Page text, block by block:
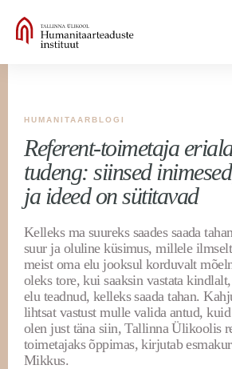
HUMANITAARBLOGI
Referent-toimetaja
tudeng: siinsed
ja ideed on sütitavad
Kelleks ma suureks saades saada
suur ja oluline küsimus, millele
meist oma elu jooksul korduvalt
oleks tore, kui saaksin vastata
elu teadnud, kelleks saada tahan.
lihtsat vastust mulle valida antud,
olen just täna siin, Tallinna Ülikoolis
toimetajaks õppimas, kirjutab
Mikkus.